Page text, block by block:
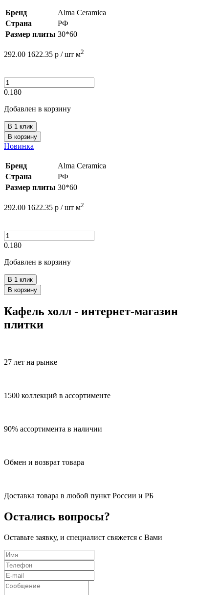
Бренд
Alma Ceramica
Страна
РФ
Размер плиты 30*60
292.00 1622.35 р / шт м2
0.180
Добавлен в корзину
В 1 клик
В корзину
Новинка
Бренд
Alma Ceramica
Страна
РФ
Размер плиты 30*60
292.00 1622.35 р / шт м2
0.180
Добавлен в корзину
В 1 клик
В корзину
Кафель холл - интернет-магазин
плитки
27 лет на рынке
1500 коллекций в ассортименте
90% ассортимента в наличии
Обмен и возврат товара
Доставка товара в любой пункт России и РБ
Остались вопросы?
Оставьте заявку, и специалист свяжется с Вами